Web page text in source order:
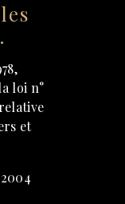
loi n°
et